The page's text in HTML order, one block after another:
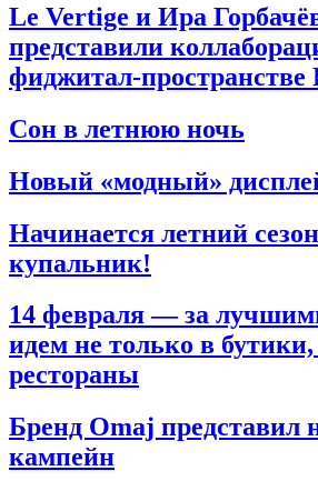
Le Vertige и Ира
представили
фиджитал-пространстве
Сон в летнюю ночь
Новый «модный»
Начинается летний
купальник!
14 февраля — за
идем не только в
рестораны
Бренд Omaj представил
кампейн